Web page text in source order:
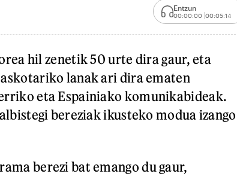
Entzun
00:00:00 00:05:14
hil zenetik 50 urte dira gaur, eta
lanak ari dira ematen
eta Espainiako komunikabideak.
bereziak ikusteko modua izango
berezi bat emango du gaur,